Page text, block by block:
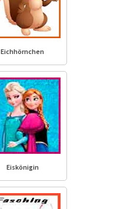
Eichhörnchen
Eiskönigin